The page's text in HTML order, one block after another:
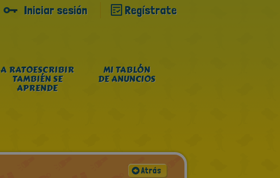
Iniciar sesión Regístrate
A RATOESCRIBIR
TAMBIÉN SE
APRENDE
MI TABLÓN
DE ANUNCIOS
Atrás